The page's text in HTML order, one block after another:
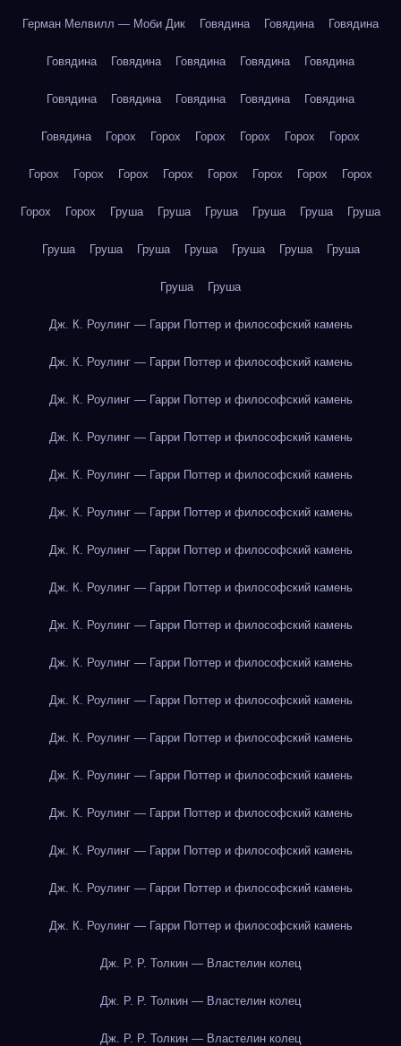
Герман Мелвилл — Моби Дик Говядина Говядина Говядина
Говядина Говядина Говядина Говядина Говядина
Говядина Говядина Говядина Говядина Говядина
Говядина Горох Горох Горох Горох Горох Горох
Горох Горох Горох Горох Горох Горох Горох Горох
Горох Горох Груша Груша Груша Груша Груша Груша
Груша Груша Груша Груша Груша Груша Груша
Груша Груша
Дж. К. Роулинг — Гарри Поттер и философский камень
Дж. К. Роулинг — Гарри Поттер и философский камень
Дж. К. Роулинг — Гарри Поттер и философский камень
Дж. К. Роулинг — Гарри Поттер и философский камень
Дж. К. Роулинг — Гарри Поттер и философский камень
Дж. К. Роулинг — Гарри Поттер и философский камень
Дж. К. Роулинг — Гарри Поттер и философский камень
Дж. К. Роулинг — Гарри Поттер и философский камень
Дж. К. Роулинг — Гарри Поттер и философский камень
Дж. К. Роулинг — Гарри Поттер и философский камень
Дж. К. Роулинг — Гарри Поттер и философский камень
Дж. К. Роулинг — Гарри Поттер и философский камень
Дж. К. Роулинг — Гарри Поттер и философский камень
Дж. К. Роулинг — Гарри Поттер и философский камень
Дж. К. Роулинг — Гарри Поттер и философский камень
Дж. К. Роулинг — Гарри Поттер и философский камень
Дж. К. Роулинг — Гарри Поттер и философский камень
Дж. Р. Р. Толкин — Властелин колец
Дж. Р. Р. Толкин — Властелин колец
Дж. Р. Р. Толкин — Властелин колец